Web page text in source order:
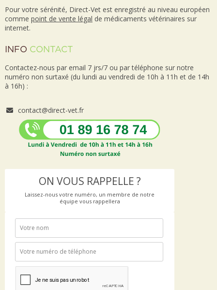
Pour votre sérénité, Direct-Vet est enregistré au niveau européen
comme point de vente légal de médicaments vétérinaires sur
internet.
INFO CONTACT
Contactez-nous par email 7 jrs/7 ou par téléphone sur notre
numéro non surtaxé (du lundi au vendredi de 10h à 11h et de 14h
à 16h) :
contact@direct-vet.fr
ON VOUS RAPPELLE ?
Laissez-nous votre numéro, un membre de notre
équipe vous rappellera